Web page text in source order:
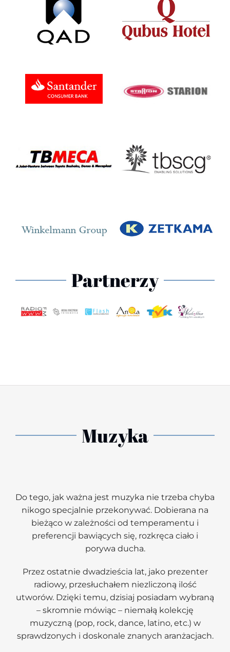
Partnerzy
Muzyka
Do tego, jak ważna jest muzyka nie trzeba chyba
nikogo specjalnie przekonywać. Dobierana na
bieżąco w zależności od temperamentu i
preferencji bawiących się, rozkręca ciało i
porywa ducha.
Przez ostatnie dwadzieścia lat, jako prezenter
radiowy, przesłuchałem niezliczoną ilość
utworów. Dzięki temu, dzisiaj posiadam wybraną
– skromnie mówiąc – niemałą kolekcję
muzyczną (pop, rock, dance, latino, etc.) w
sprawdzonych i doskonale znanych aranżacjach.